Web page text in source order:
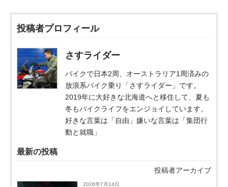
投稿者プロフィール
さすライダー
バイクで日本2周、オーストラリア1周済みの
放浪系バイク乗り「さすライダー」です。
2019年に大好きな北海道へと移住して、夏も
冬もバイクライフをエンジョイしています。
好きな言葉は「自由」嫌いな言葉は「集団行
動と就職」
最新の投稿
投稿者アーカイブ
2026年7月14日